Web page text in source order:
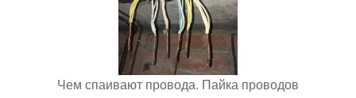
Чем спаивают провода. Пайка проводов